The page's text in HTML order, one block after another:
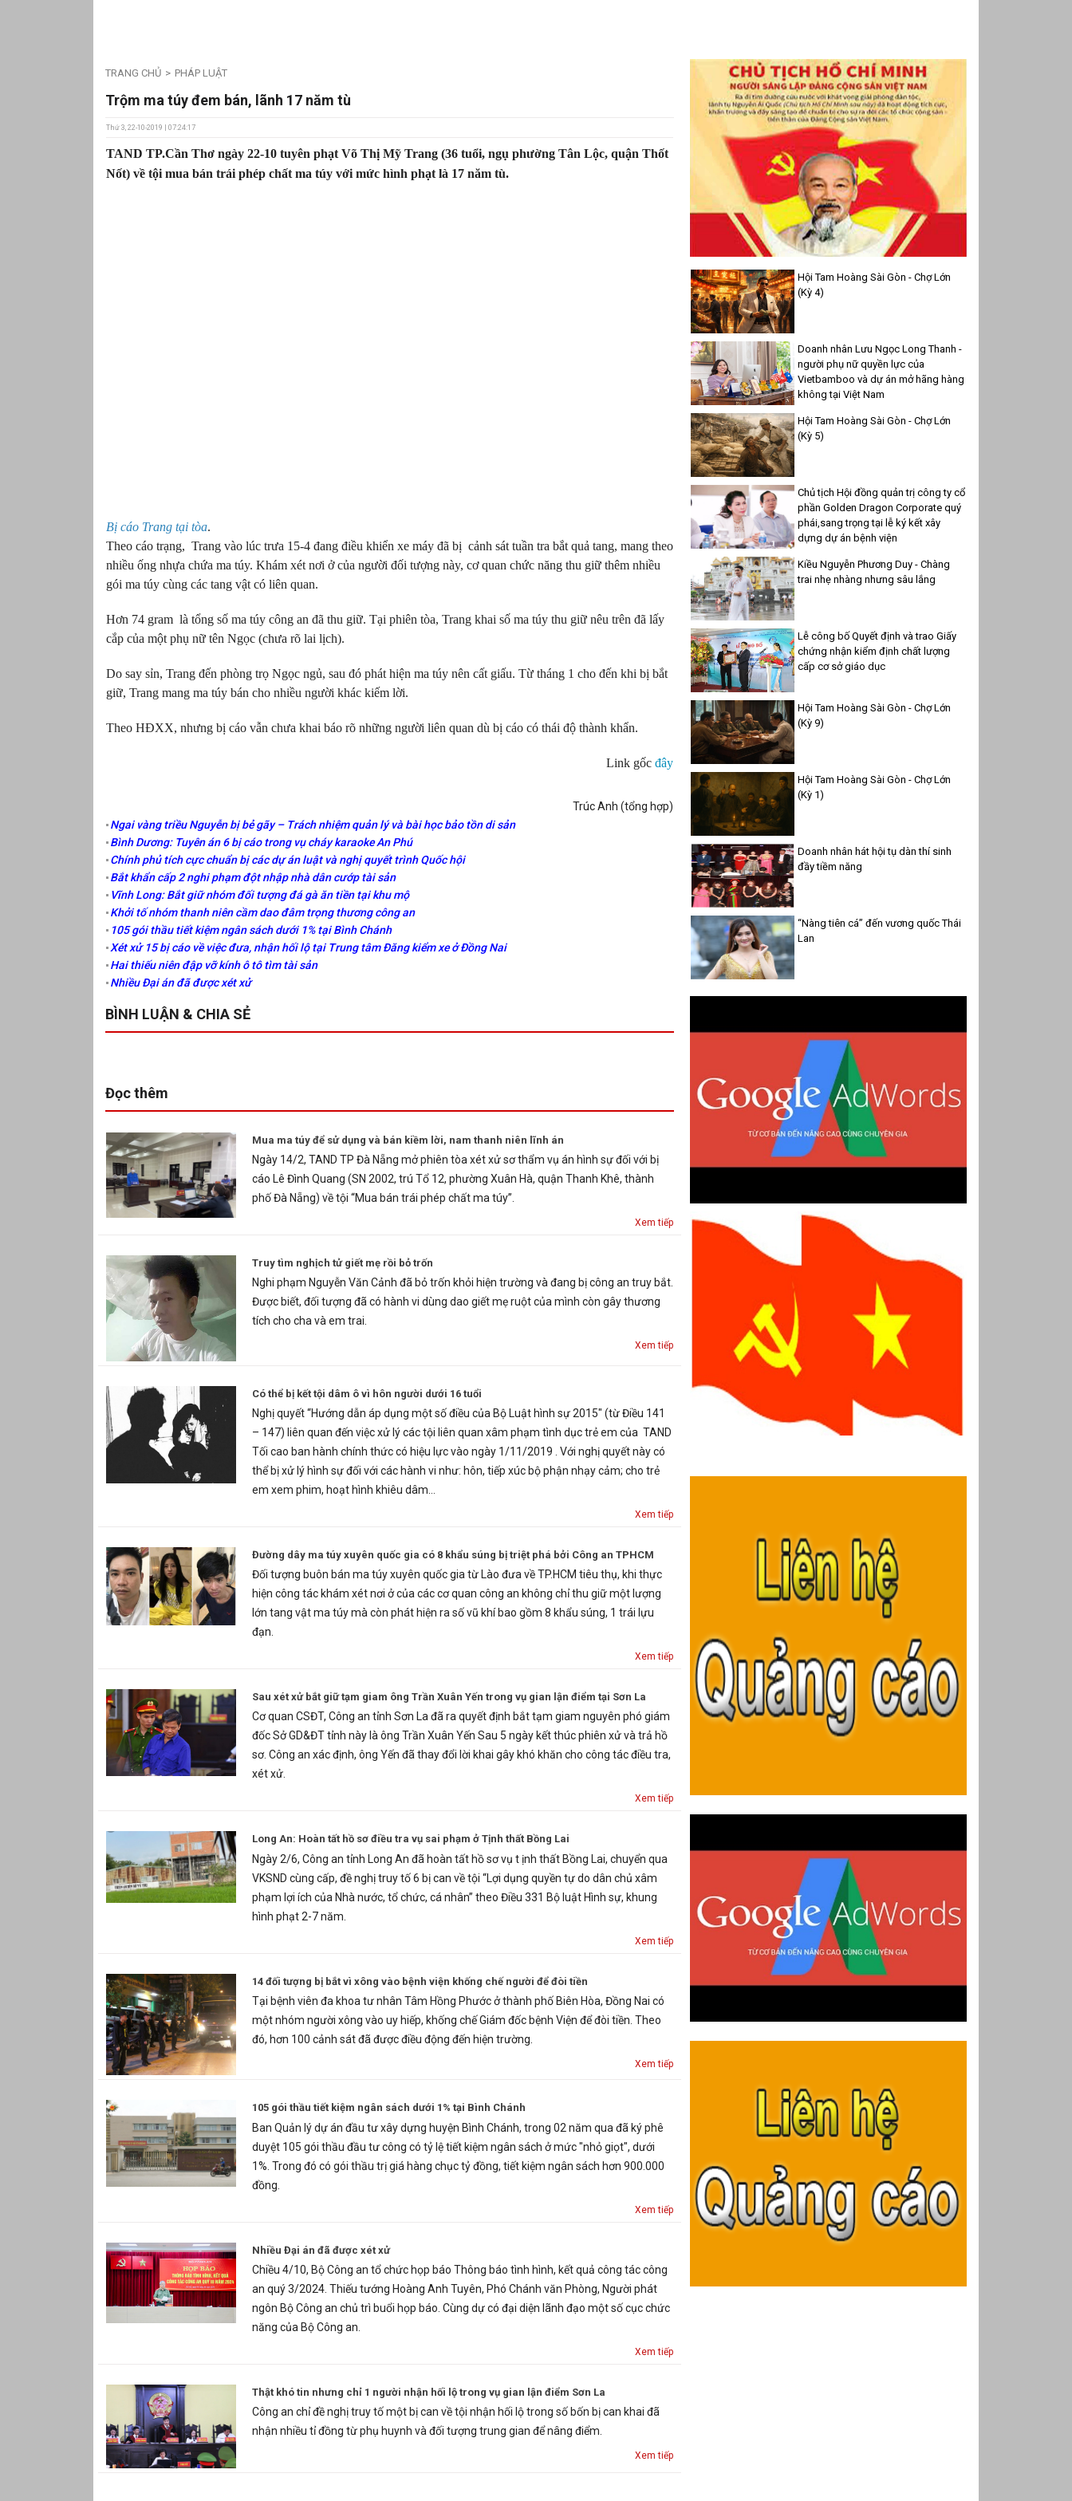
TRANG CHỦ PHÁP LUẬT
Trộm ma túy đem bán, lãnh 17 năm tù
Thứ 3, 22-10-2019 | 07:24:17
TAND TP.Cần Thơ ngày 22-10 tuyên phạt Võ Thị Mỹ Trang (36 tuổi, ngụ phường Tân Lộc, quận Thốt
Nốt) về tội mua bán trái phép chất ma túy với mức hình phạt là 17 năm tù.
Bị cáo Trang tại tòa.
Theo cáo trạng, Trang vào lúc trưa 15-4 đang điều khiển xe máy đã bị cảnh sát tuần tra bắt quả tang, mang theo
nhiều ống nhựa chứa ma túy. Khám xét nơi ở của người đối tượng này, cơ quan chức năng thu giữ thêm nhiều
gói ma túy cùng các tang vật có liên quan.
Hơn 74 gram là tổng số ma túy công an đã thu giữ. Tại phiên tòa, Trang khai số ma túy thu giữ nêu trên đã lấy
cắp của một phụ nữ tên Ngọc (chưa rõ lai lịch).
Do say sỉn, Trang đến phòng trọ Ngọc ngủ, sau đó phát hiện ma túy nên cất giấu. Từ tháng 1 cho đến khi bị bắt
giữ, Trang mang ma túy bán cho nhiều người khác kiếm lời.
Theo HĐXX, nhưng bị cáo vẫn chưa khai báo rõ những người liên quan dù bị cáo có thái độ thành khẩn.
Link gốcđây
Trúc Anh (tổng hợp)
Ngai vàng triều Nguyễn bị bẻ gãy – Trách nhiệm quản lý và bài học bảo tồn di sản
Bình Dương: Tuyên án 6 bị cáo trong vụ cháy karaoke An Phú
Chính phủ tích cực chuẩn bị các dự án luật và nghị quyết trình Quốc hội
Bắt khẩn cấp 2 nghi phạm đột nhập nhà dân cướp tài sản
Vĩnh Long: Bắt giữ nhóm đối tượng đá gà ăn tiền tại khu mộ
Khởi tố nhóm thanh niên cầm dao đâm trọng thương công an
105 gói thầu tiết kiệm ngân sách dưới 1% tại Bình Chánh
Xét xử 15 bị cáo về việc đưa, nhận hối lộ tại Trung tâm Đăng kiểm xe ở Đồng Nai
Hai thiếu niên đập vỡ kính ô tô tìm tài sản
Nhiều Đại án đã được xét xử
BÌNH LUẬN & CHIA SẺ
Đọc thêm
Mua ma túy để sử dụng và bán kiềm lời, nam thanh niên lĩnh án
Ngày 14/2, TAND TP Đà Nẵng mở phiên tòa xét xử sơ thẩm vụ án hình sự đối với bị
cáo Lê Đình Quang (SN 2002, trú Tổ 12, phường Xuân Hà, quận Thanh Khê, thành
phố Đà Nẵng) về tội “Mua bán trái phép chất ma túy”.
Xem tiếp
Truy tìm nghịch tử giết mẹ rồi bỏ trốn
Nghi phạm Nguyễn Văn Cảnh đã bỏ trốn khỏi hiện trường và đang bị công an truy bắt.
Được biết, đối tượng đã có hành vi dùng dao giết mẹ ruột của mình còn gây thương
tích cho cha và em trai.
Xem tiếp
Có thể bị kết tội dâm ô vì hôn người dưới 16 tuổi
Nghị quyết “Hướng dẫn áp dụng một số điều của Bộ Luật hình sự 2015" (từ Điều 141
– 147) liên quan đến việc xử lý các tội liên quan xâm phạm tình dục trẻ em của TAND
Tối cao ban hành chính thức có hiệu lực vào ngày 1/11/2019 . Với nghị quyết này có
thể bị xử lý hình sự đối với các hành vi như: hôn, tiếp xúc bộ phận nhạy cảm; cho trẻ
em xem phim, hoạt hình khiêu dâm…
Xem tiếp
Đường dây ma túy xuyên quốc gia có 8 khẩu súng bị triệt phá bởi Công an TPHCM
Đối tượng buôn bán ma túy xuyên quốc gia từ Lào đưa về TP.HCM tiêu thụ, khi thực
hiện công tác khám xét nơi ở của các cơ quan công an không chỉ thu giữ một lượng
lớn tang vật ma túy mà còn phát hiện ra số vũ khí bao gồm 8 khẩu súng, 1 trái lựu
đạn.
Xem tiếp
Sau xét xử bắt giữ tạm giam ông Trần Xuân Yến trong vụ gian lận điểm tại Sơn La
Cơ quan CSĐT, Công an tỉnh Sơn La đã ra quyết định bắt tạm giam nguyên phó giám
đốc Sở GD&ĐT tỉnh này là ông Trần Xuân Yến Sau 5 ngày kết thúc phiên xử và trả hồ
sơ. Công an xác định, ông Yến đã thay đổi lời khai gây khó khăn cho công tác điều tra,
xét xử.
Xem tiếp
Long An: Hoàn tất hồ sơ điều tra vụ sai phạm ở Tịnh thất Bồng Lai
Ngày 2/6, Công an tỉnh Long An đã hoàn tất hồ sơ vụ t ịnh thất Bồng Lai, chuyển qua
VKSND cùng cấp, đề nghị truy tố 6 bị can về tội “Lợi dụng quyền tự do dân chủ xâm
phạm lợi ích của Nhà nước, tổ chức, cá nhân” theo Điều 331 Bộ luật Hình sự, khung
hình phạt 2-7 năm.
Xem tiếp
14 đối tượng bị bắt vì xông vào bệnh viện khống chế người để đòi tiền
Tại bệnh viên đa khoa tư nhân Tâm Hồng Phước ở thành phố Biên Hòa, Đồng Nai có
một nhóm người xông vào uy hiếp, khống chế Giám đốc bệnh Viện để đòi tiền. Theo
đó, hơn 100 cảnh sát đã được điều động đến hiện trường.
Xem tiếp
105 gói thầu tiết kiệm ngân sách dưới 1% tại Bình Chánh
Ban Quản lý dự án đầu tư xây dựng huyện Bình Chánh, trong 02 năm qua đã ký phê
duyệt 105 gói thầu đầu tư công có tỷ lệ tiết kiệm ngân sách ở mức "nhỏ giọt", dưới
1%. Trong đó có gói thầu trị giá hàng chục tỷ đồng, tiết kiệm ngân sách hơn 900.000
đồng.
Xem tiếp
Nhiều Đại án đã được xét xử
Chiều 4/10, Bộ Công an tổ chức họp báo Thông báo tình hình, kết quả công tác công
an quý 3/2024. Thiếu tướng Hoàng Anh Tuyên, Phó Chánh văn Phòng, Người phát
ngôn Bộ Công an chủ trì buổi họp báo. Cùng dự có đại diện lãnh đạo một số cục chức
năng của Bộ Công an.
Xem tiếp
Thật khó tin nhưng chỉ 1 người nhận hối lộ trong vụ gian lận điểm Sơn La
Công an chỉ đề nghị truy tố một bị can về tội nhận hối lộ trong số bốn bị can khai đã
nhận nhiều tỉ đồng từ phụ huynh và đối tượng trung gian để nâng điểm.
Xem tiếp
Hội Tam Hoàng Sài Gòn - Chợ Lớn
(Kỳ 4)
Doanh nhân Lưu Ngọc Long Thanh -
người phụ nữ quyền lực của
Vietbamboo và dự án mở hãng hàng
không tại Việt Nam
Hội Tam Hoàng Sài Gòn - Chợ Lớn
(Kỳ 5)
Chủ tịch Hội đồng quản trị công ty cổ
phần Golden Dragon Corporate quý
phái,sang trọng tại lễ ký kết xây
dựng dự án bệnh viện
Kiều Nguyễn Phương Duy - Chàng
trai nhẹ nhàng nhưng sâu lắng
Lễ công bố Quyết định và trao Giấy
chứng nhận kiểm định chất lượng
cấp cơ sở giáo dục
Hội Tam Hoàng Sài Gòn - Chợ Lớn
(Kỳ 9)
Hội Tam Hoàng Sài Gòn - Chợ Lớn
(Kỳ 1)
Doanh nhân hát hội tụ dàn thí sinh
đầy tiềm năng
“Nàng tiên cá” đến vương quốc Thái
Lan